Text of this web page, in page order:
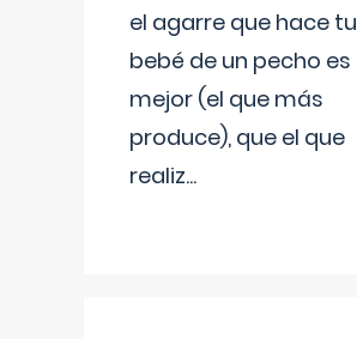
el agarre que hace tu
bebé de un pecho es
mejor (el que más
produce), que el que
realiz...